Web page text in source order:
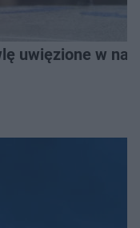
uwięzione w